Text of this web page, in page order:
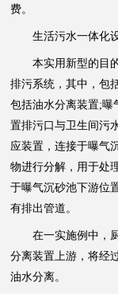
费。
生活污水一体化设
本实用新型的目的
排污系统，其中，包
包括油水分离装置;曝
置排污口与卫生间污
应装置，连接于曝气
物进行分解，用于处
于曝气沉砂池下游位
有排出管道。
在一实施例中，厨
分离装置上游，将经
油水分离。